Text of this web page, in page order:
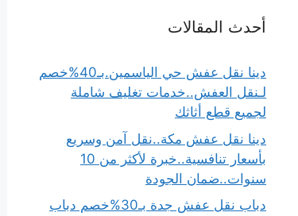
أحدث المقالات
دينا نقل عفش حي الياسمين.بـ40%خصم
لـنقل العفش..خدمات تغليف شاملة
لجميع قطع أثاثك
دينا نقل عفش مكة..نقل آمن وسريع
بأسعار تنافسية..خبرة لأكثر من 10
سنوات..ضمان الجودة
دباب نقل عفش جدة بـ30%خصم دباب